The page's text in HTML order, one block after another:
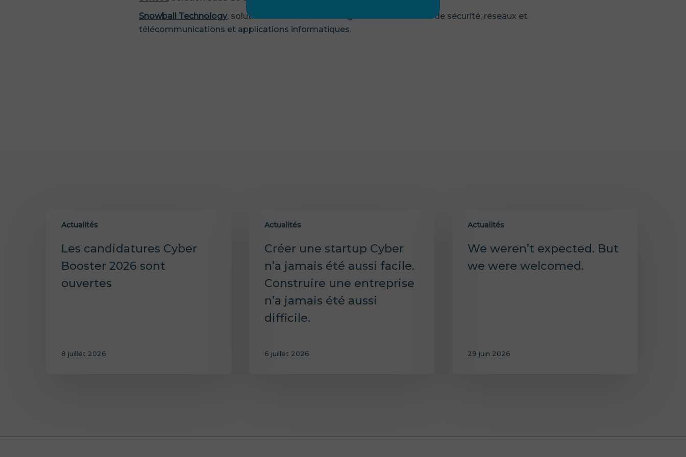
Snowball Technology, solution de test & monitoring des infrastructures de sécurité, réseaux et
télécommunications et applications informatiques.
Actualités
Les candidatures Cyber
Booster 2026 sont
ouvertes
8 juillet 2026
Actualités
Créer une startup Cyber
n’a jamais été aussi facile.
Construire une entreprise
n’a jamais été aussi
difficile.
6 juillet 2026
Actualités
We weren’t expected. But
we were welcomed.
29 juin 2026